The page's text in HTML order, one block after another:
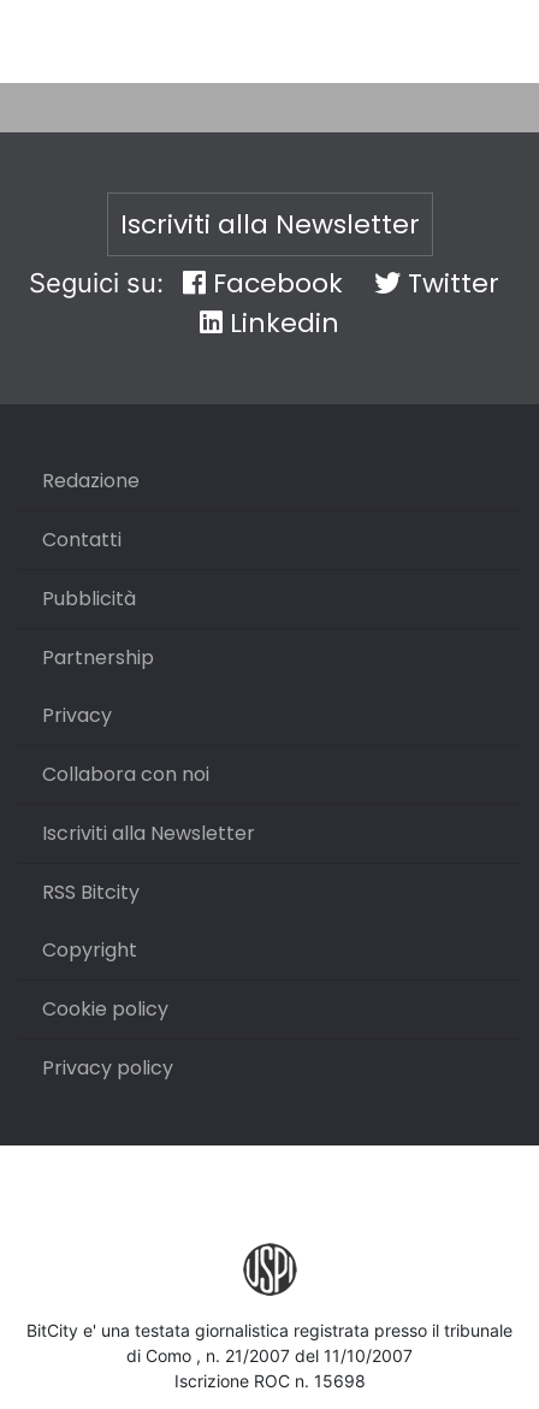
Iscriviti alla Newsletter
Seguici su: Facebook
Twitter
Linkedin
Redazione
Contatti
Pubblicità
Partnership
Privacy
Collabora con noi
Iscriviti alla Newsletter
RSS Bitcity
Copyright
Cookie policy
Privacy policy
BitCity e' una testata giornalistica registrata presso il tribunale
di Como , n. 21/2007 del 11/10/2007
Iscrizione ROC n. 15698